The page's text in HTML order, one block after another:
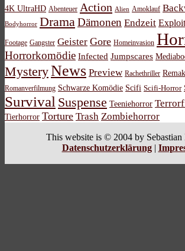
4K UltraHD Abenteuer Action Alien Amoklauf
Bodyhorror DramaDämonen Endzeit
Footage Gangster Geister Gore Homeinvasion
Horrorkomödie Infected Jumpscares
MysteryNews Preview Rachethriller
Romanverfilmung Schwarze Komödie Scifi Scifi-Horror
Survival Suspense Teeniehorror
Tierhorror Torture Trash Zombiehorror
This website is © 2004 by Sebastian
Datenschutzerklärung|